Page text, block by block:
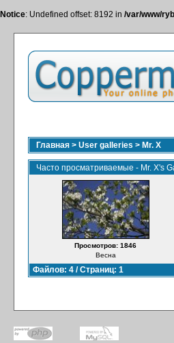
Notice: Undefined offset: 8192 in /var/www/
Главная > User galleries > Mr. X
Часто просматриваемые - Mr. X's
Просмотров: 1846
Весна
Файлов: 4 / Страниц: 1